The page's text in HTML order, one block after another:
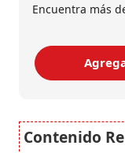
Encuentra más